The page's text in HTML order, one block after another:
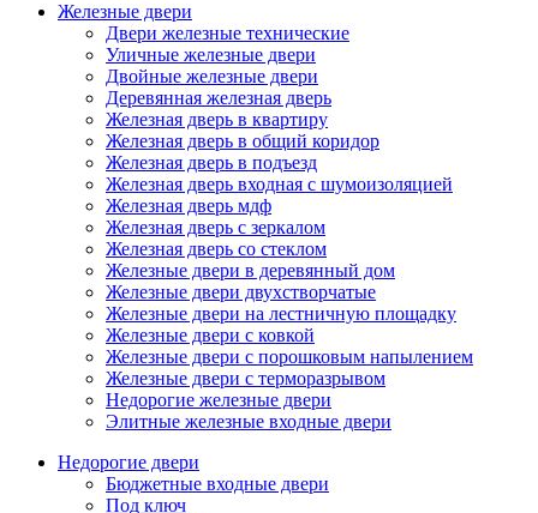
Железные двери
Двери железные технические
Уличные железные двери
Двойные железные двери
Деревянная железная дверь
Железная дверь в квартиру
Железная дверь в общий коридор
Железная дверь в подъезд
Железная дверь входная с шумоизоляцией
Железная дверь мдф
Железная дверь с зеркалом
Железная дверь со стеклом
Железные двери в деревянный дом
Железные двери двухстворчатые
Железные двери на лестничную площадку
Железные двери с ковкой
Железные двери с порошковым напылением
Железные двери с терморазрывом
Недорогие железные двери
Элитные железные входные двери
Недорогие двери
Бюджетные входные двери
Под ключ